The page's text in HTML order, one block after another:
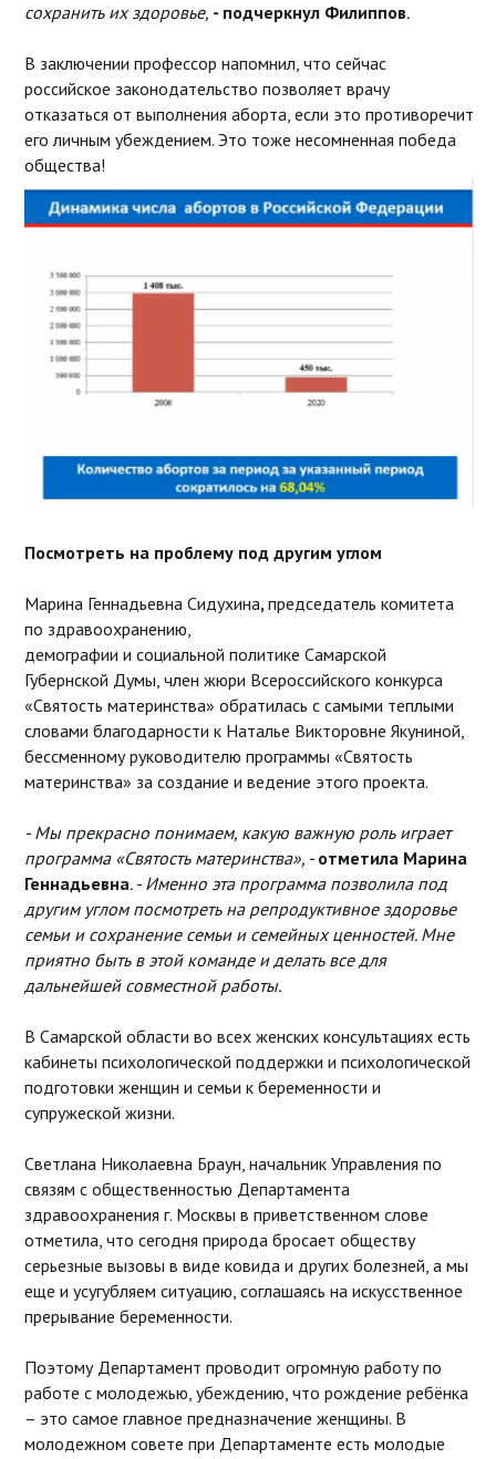
сохранить их здоровье, - подчеркнул Филиппов.
В заключении профессор напомнил, что сейчас
российское законодательство позволяет врачу
отказаться от выполнения аборта, если это противоречит
его личным убеждением. Это тоже несомненная победа
общества!
Посмотреть на проблему под другим углом
Марина Геннадьевна Сидухина,председатель комитета
по здравоохранению,
демографии и социальной политике Самарской
Губернской Думы, член жюри Всероссийского конкурса
«Святость материнства» обратилась с самыми теплыми
словами благодарности к Наталье Викторовне Якуниной,
бессменному руководителю программы «Святость
материнства» за создание и ведение этого проекта.
- Мы прекрасно понимаем, какую важную роль играет
программа «Святость материнства», - отметила Марина
Геннадьевна. - Именно эта программа позволила под
другим углом посмотреть на репродуктивное здоровье
семьи и сохранение семьи и семейных ценностей. Мне
приятно быть в этой команде и делать все для
дальнейшей совместной работы.
В Самарской области во всех женских консультациях есть
кабинеты психологической поддержки и психологической
подготовки женщин и семьи к беременности и
супружеской жизни.
Светлана Николаевна Браун, начальник Управления по
связям с общественностью Департамента
здравоохранения г. Москвы в приветственном слове
отметила, что сегодня природа бросает обществу
серьезные вызовы в виде ковида и других болезней, а мы
еще и усугубляем ситуацию, соглашаясь на искусственное
прерывание беременности.
Поэтому Департамент проводит огромную работу по
работе с молодежью, убеждению, что рождение ребёнка
– это самое главное предназначение женщины. В
молодежном совете при Департаменте есть молодые